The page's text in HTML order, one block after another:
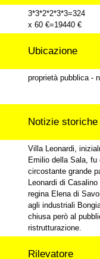
3*3*2*2*3*3=324
x 60 €=19440 €
Ubicazione
proprietà pubblica -
Notizie storiche
Villa Leonardi,
Emilio della Sala,
circostante grande
Leonardi di
regina Elena di
agli industriali
chiusa però al
ristrutturazione.
Rilevatore
Leonardi, Ternate
(Va)
Viggiù (Va)